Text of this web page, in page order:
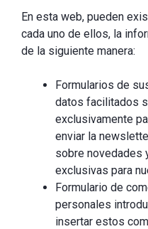
En esta web, pueden
cada uno de ellos, la
de la siguiente manera:
Formularios de
datos facilitados
exclusivamente
enviar la
sobre novedades
exclusivas para
Formulario de
personales
insertar estos